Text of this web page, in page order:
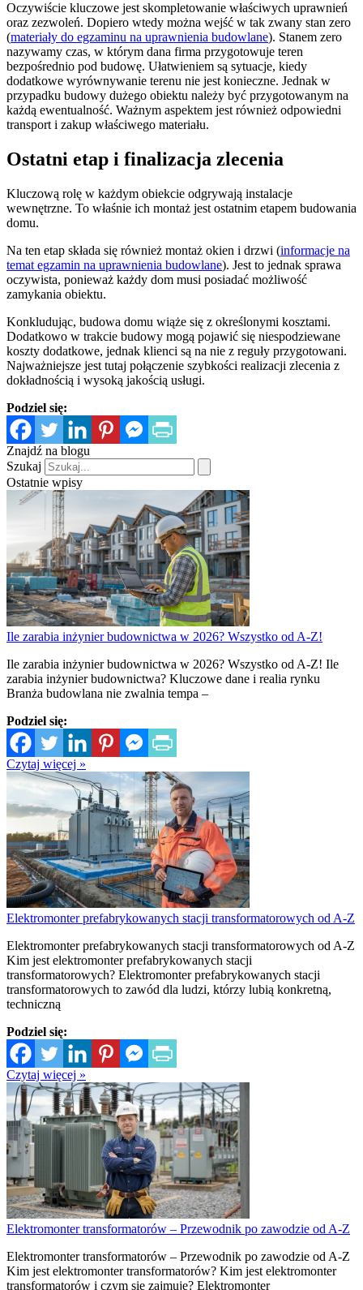
Oczywiście kluczowe jest skompletowanie właściwych uprawnień
oraz zezwoleń. Dopiero wtedy można wejść w tak zwany stan zero
(materiały do egzaminu na uprawnienia budowlane). Stanem zero
nazywamy czas, w którym dana firma przygotowuje teren
bezpośrednio pod budowę. Ułatwieniem są sytuacje, kiedy
dodatkowe wyrównywanie terenu nie jest konieczne. Jednak w
przypadku budowy dużego obiektu należy być przygotowanym na
każdą ewentualność. Ważnym aspektem jest również odpowiedni
transport i zakup właściwego materiału.
Ostatni etap i finalizacja zlecenia
Kluczową rolę w każdym obiekcie odgrywają instalacje
wewnętrzne. To właśnie ich montaż jest ostatnim etapem budowania
domu.
Na ten etap składa się również montaż okien i drzwi (informacje na
temat egzamin na uprawnienia budowlane). Jest to jednak sprawa
oczywista, ponieważ każdy dom musi posiadać możliwość
zamykania obiektu.
Konkludując, budowa domu wiąże się z określonymi kosztami.
Dodatkowo w trakcie budowy mogą pojawić się niespodziewane
koszty dodatkowe, jednak klienci są na nie z reguły przygotowani.
Najważniejsze jest tutaj połączenie szybkości realizacji zlecenia z
dokładnością i wysoką jakością usługi.
Podziel się:
Znajdź na blogu
Szukaj
Ostatnie wpisy
Ile zarabia inżynier budownictwa w 2026? Wszystko od A-Z!
Ile zarabia inżynier budownictwa w 2026? Wszystko od A-Z! Ile
zarabia inżynier budownictwa? Kluczowe dane i realia rynku
Branża budowlana nie zwalnia tempa –
Podziel się:
Czytaj więcej »
Elektromonter prefabrykowanych stacji transformatorowych od A-Z
Elektromonter prefabrykowanych stacji transformatorowych od A-Z
Kim jest elektromonter prefabrykowanych stacji
transformatorowych? Elektromonter prefabrykowanych stacji
transformatorowych to zawód dla ludzi, którzy lubią konkretną,
techniczną
Podziel się:
Czytaj więcej »
Elektromonter transformatorów – Przewodnik po zawodzie od A-Z
Elektromonter transformatorów – Przewodnik po zawodzie od A-Z
Kim jest elektromonter transformatorów? Kim jest elektromonter
transformatorów i czym się zajmuje? Elektromonter